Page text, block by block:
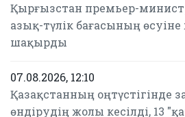
Қырғызстан премьер-
азық-түлік бағасының
шақырды
07.08.2026, 12:10
Қазақстанның оңтүстігінде
өндірудің жолы кесілді, 13